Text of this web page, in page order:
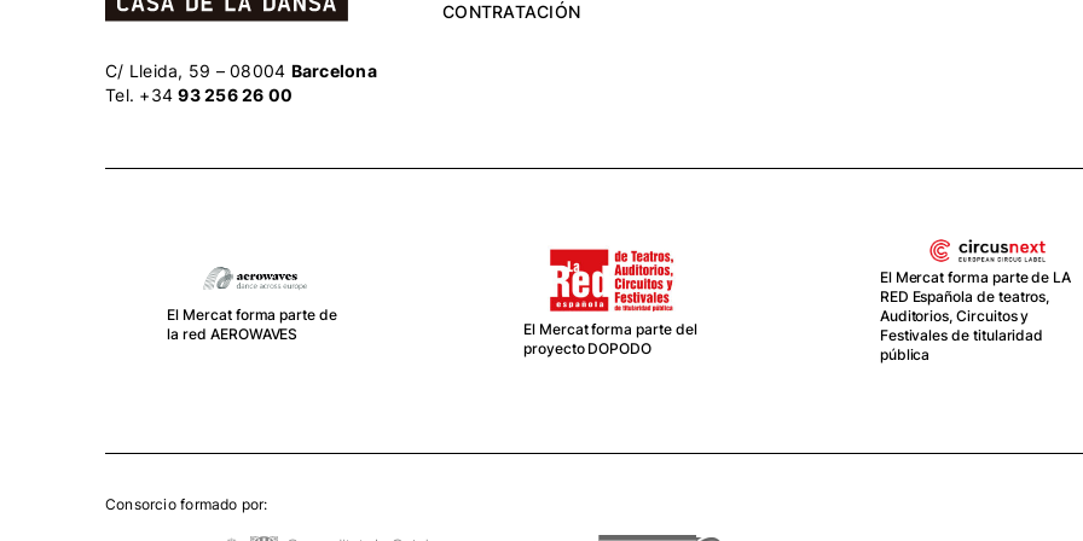
CONTRATACIÓN
C/ Lleida, 59 – 08004 Barcelona
Tel. +3493 256 26 00
El Mercat forma parte del
El Mercat forma parte de LA
RED Española de teatros,
Auditorios, Circuitos y
Festivales de titularidad
pública
El Mercat, junto a La Central
del Circ, van de la mano como
socios en la red CIRCUSNEXT
Consorcio formado por: